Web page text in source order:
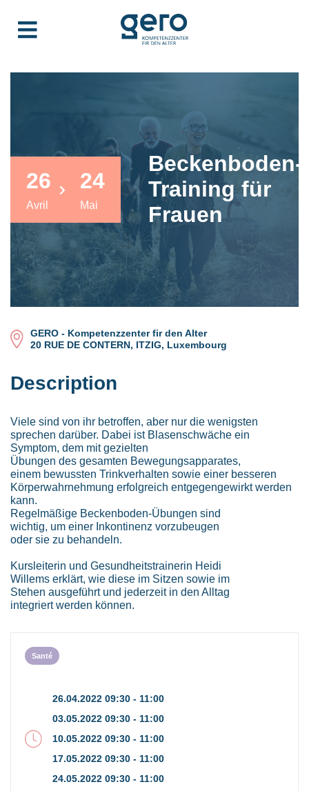
26
Avril
24
Mai
Beckenboden-
Training für
Frauen
GERO - Kompetenzzenter fir den Alter
20 RUE DE CONTERN, ITZIG, Luxembourg
Description
Viele sind von ihr betroffen, aber nur die wenigsten
sprechen darüber. Dabei ist Blasenschwäche ein
Symptom, dem mit gezielten
Übungen des gesamten Bewegungsapparates,
einem bewussten Trinkverhalten sowie einer besseren
Körperwahrnehmung erfolgreich entgegengewirkt werden
kann.
Regelmäßige Beckenboden-Übungen sind
wichtig, um einer Inkontinenz vorzubeugen
oder sie zu behandeln.
Kursleiterin und Gesundheitstrainerin Heidi
Willems erklärt, wie diese im Sitzen sowie im
Stehen ausgeführt und jederzeit in den Alltag
integriert werden können.
Santé
26.04.2022 09:30 - 11:00
03.05.2022 09:30 - 11:00
10.05.2022 09:30 - 11:00
17.05.2022 09:30 - 11:00
24.05.2022 09:30 - 11:00